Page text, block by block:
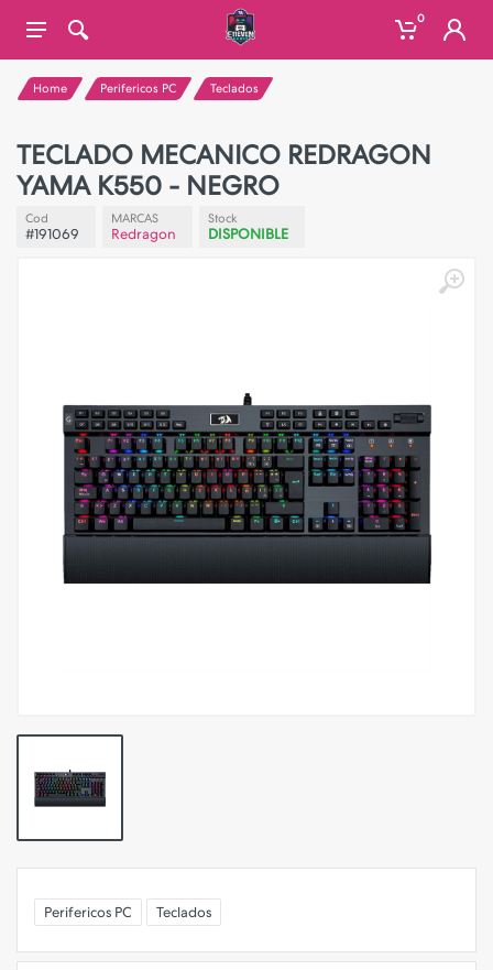
0
Home Perifericos PC Teclados
TECLADO MECANICO REDRAGON
YAMA K550 - NEGRO
Cod
#191069
MARCAS
Redragon
Stock
DISPONIBLE
Perifericos PC Teclados